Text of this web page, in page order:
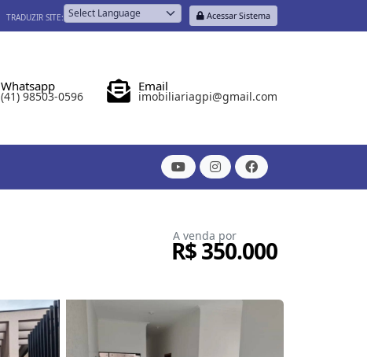
Acessar Sistema
TRADUZIR SITE:
Email
imobiliariagpi@gmail.com
Whatsapp
(41) 98503-0596
A venda por
R$ 350.000